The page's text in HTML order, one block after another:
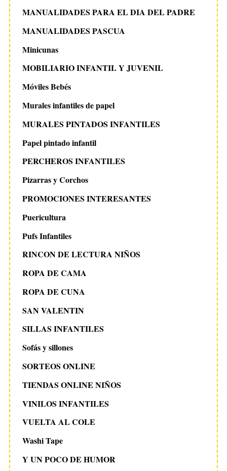
MANUALIDADES PARA EL DIA DEL PADRE
MANUALIDADES PASCUA
Minicunas
MOBILIARIO INFANTIL Y JUVENIL
Móviles Bebés
Murales infantiles de papel
MURALES PINTADOS INFANTILES
Papel pintado infantil
PERCHEROS INFANTILES
Pizarras y Corchos
PROMOCIONES INTERESANTES
Puericultura
Pufs Infantiles
RINCON DE LECTURA NIÑOS
ROPA DE CAMA
ROPA DE CUNA
SAN VALENTIN
SILLAS INFANTILES
Sofás y sillones
SORTEOS ONLINE
TIENDAS ONLINE NIÑOS
VINILOS INFANTILES
VUELTA AL COLE
Washi Tape
Y UN POCO DE HUMOR